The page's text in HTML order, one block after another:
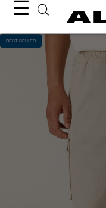
☰
BEST SELLER